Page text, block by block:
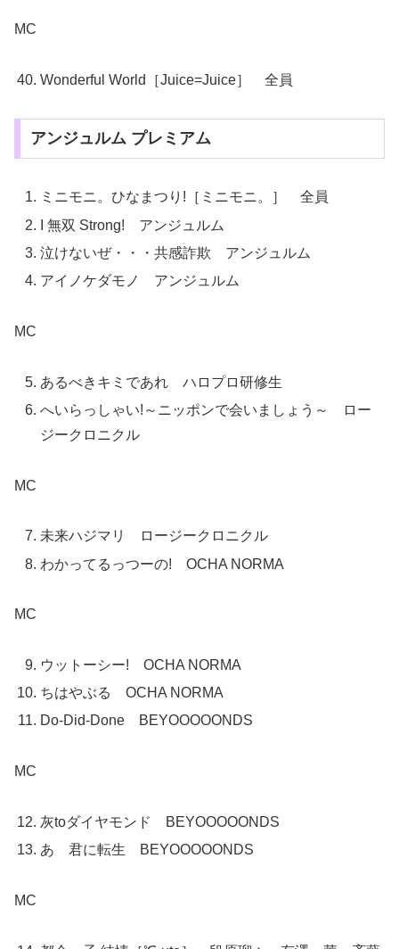
MC
Wonderful World［Juice=Juice］ 全員
アンジュルム プレミアム
ミニモニ。ひなまつり!［ミニモニ。］ 全員
I 無双 Strong! アンジュルム
泣けないぜ・・・共感詐欺 アンジュルム
アイノケダモノ アンジュルム
MC
あるべきキミであれ ハロプロ研修生
へいらっしゃい!～ニッポンで会いましょう～ ロー
ジークロニクル
MC
未来ハジマリ ロージークロニクル
わかってるっつーの! OCHA NORMA
MC
ウットーシー! OCHA NORMA
ちはやぶる OCHA NORMA
Do-Did-Done BEYOOOOONDS
MC
灰toダイヤモンド BEYOOOOONDS
あゝ君に転生 BEYOOOOONDS
MC